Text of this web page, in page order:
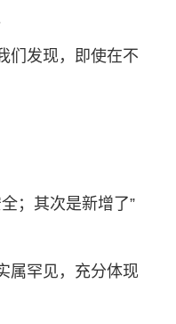
们发现，即使在不
；其次是新增了”
属罕见，充分体现